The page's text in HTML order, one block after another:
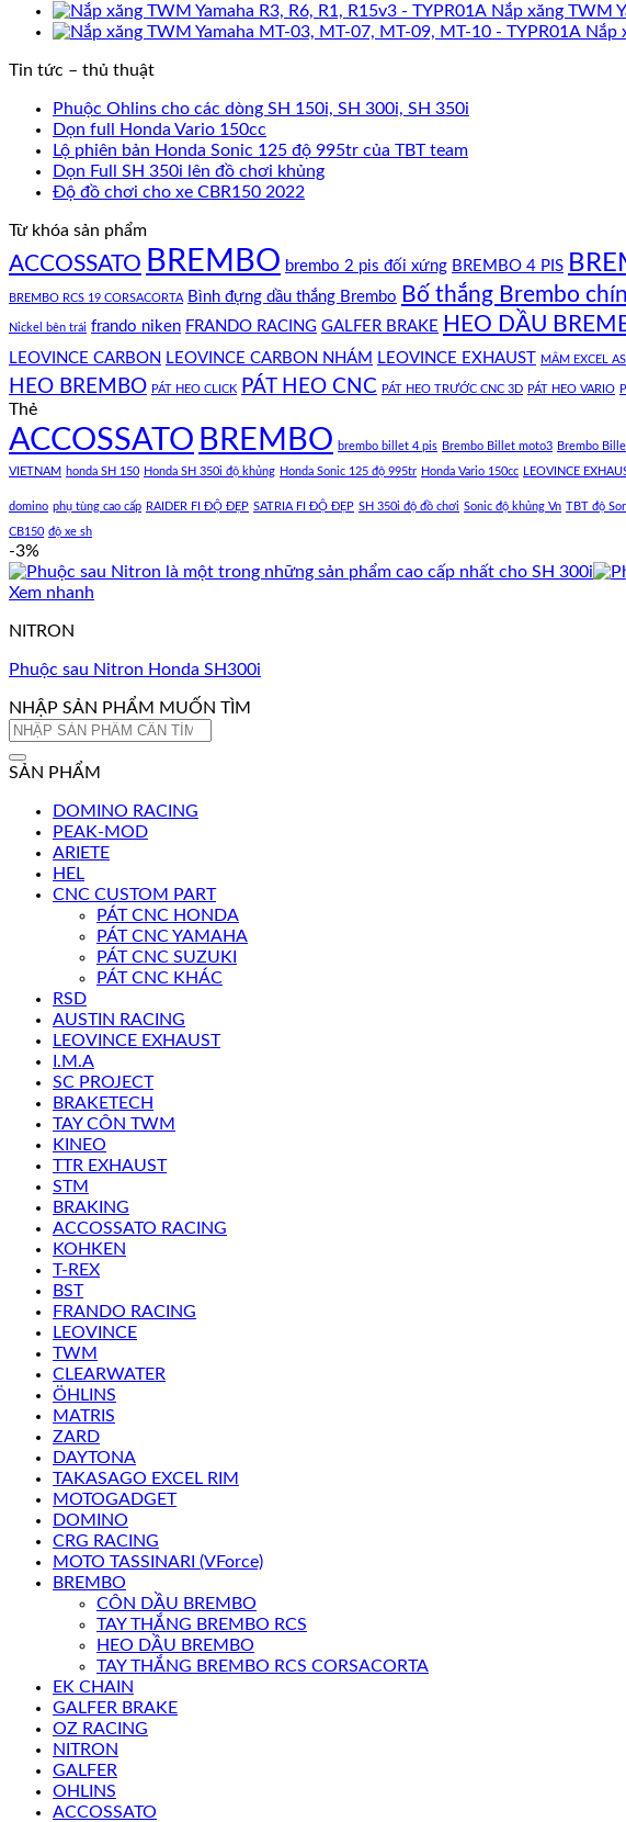
Nắp xăng TWM
Nắp
Tin tức – thủ thuật
Phuộc Ohlins cho các dòng SH 150i, SH 300i, SH 350i
Dọn full Honda Vario 150cc
Lộ phiên bản Honda Sonic 125 độ 995tr của TBT team
Dọn Full SH 350i lên đồ chơi khủng
Độ đồ chơi cho xe CBR150 2022
Từ khóa sản phẩm
ACCOSSATO BREMBO brembo 2 pis đối xứng BREMBO 4 PIS
BREMBO RCS 19 CORSACORTA Bình đựng dầu thắng Brembo Bố thắng Brembo
Nickel bên trái frando niken FRANDO RACING GALFER BRAKE HEO DẦU
LEOVINCE CARBON LEOVINCE CARBON NHÁM LEOVINCE EXHAUST MÂM EXCEL
HEO BREMBO PÁT HEO CLICK PÁT HEO CNC PÁT HEO TRƯỚC CNC 3D PÁT HEO VARIO
Thẻ
ACCOSSATO BREMBO brembo billet 4 pis Brembo Billet moto3 Brembo
VIETNAM honda SH 150 Honda SH 350i độ khủng Honda Sonic 125 độ 995tr Honda Vario 150cc LEOVINCE
domino phụ tùng cao cấp RAIDER FI ĐỘ ĐẸP SATRIA FI ĐỘ ĐẸP SH 350i độ đồ chơi Sonic độ khủng Vn TBT độ
CB150 độ xe sh
-3%
Xem nhanh
NITRON
Phuộc sau Nitron Honda SH300i
NHẬP SẢN PHẨM MUỐN TÌM
Tìm
SẢN PHẨM
DOMINO RACING
PEAK-MOD
ARIETE
HEL
CNC CUSTOM PART
PÁT CNC HONDA
PÁT CNC YAMAHA
PÁT CNC SUZUKI
PÁT CNC KHÁC
RSD
AUSTIN RACING
LEOVINCE EXHAUST
I.M.A
SC PROJECT
BRAKETECH
TAY CÔN TWM
KINEO
TTR EXHAUST
STM
BRAKING
ACCOSSATO RACING
KOHKEN
T-REX
BST
FRANDO RACING
LEOVINCE
TWM
CLEARWATER
ÖHLINS
MATRIS
ZARD
DAYTONA
TAKASAGO EXCEL RIM
MOTOGADGET
DOMINO
CRG RACING
MOTO TASSINARI (VForce)
BREMBO
CÔN DẦU BREMBO
TAY THẮNG BREMBO RCS
HEO DẦU BREMBO
TAY THẮNG BREMBO RCS CORSACORTA
EK CHAIN
GALFER BRAKE
OZ RACING
NITRON
GALFER
OHLINS
ACCOSSATO